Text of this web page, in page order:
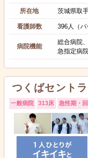
所在地 茨城県取
看護師数 396人（パ
病院機能
総合病院
急指定病
つくばセント
一般病院 313床 急性期・